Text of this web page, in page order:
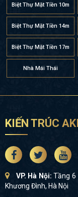
Biệt Thự Mặt Tiền 10m
Biệt Thự Mặt Tiền 14m
Biệt Thự Mặt Tiền 17m
Nhà Mái Thái
KIẾN TRÚC
VP. Hà Nội:Tầng 6
Khương Đình, Hà Nội